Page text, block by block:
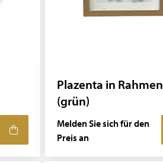
Plazenta in Rahmen
(grün)
Melden Sie sich für den
Preis an